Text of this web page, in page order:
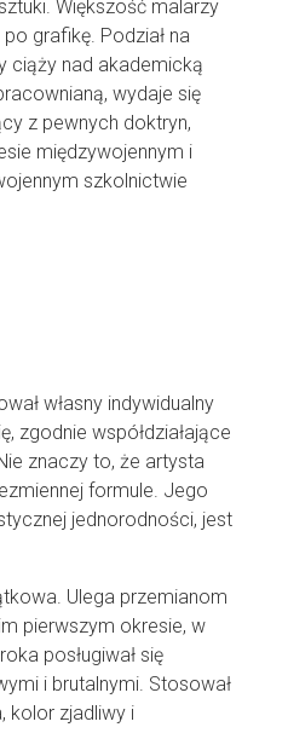
Większość malarzy
grafikę. Podział na
ciąży nad akademicką
wydaje się
z pewnych doktryn,
międzywojennym i
szkolnictwie
własny indywidualny
zgodnie współdziałające
znaczy to, że artysta
formule. Jego
jednorodności, jest
Ulega przemianom
pierwszym okresie, w
posługiwał się
i brutalnymi. Stosował
kolor zjadliwy i